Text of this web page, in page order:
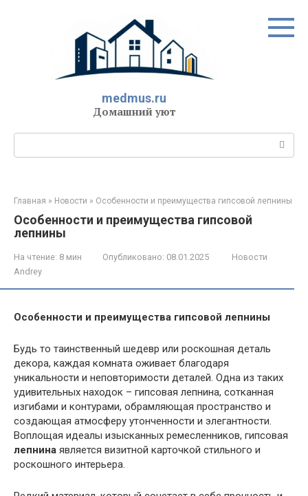
medmus.ru
Домашний уют
Главная » Новости » Особенности и преимущества гипсовой лепнины
Особенности и преимущества гипсовой
лепнины
На чтение: 8 мин Опубликовано: 08.01.2025
Новости
Andrey
Особенности и преимущества гипсовой лепнины
Будь то таинственный шедевр или роскошная деталь
декора, каждая комната оживает благодаря
уникальности и неповторимости деталей. Одна из таких
удивительных находок – гипсовая лепнина, сотканная
изгибами и контурами, обрамляющая пространство и
создающая атмосферу утонченности и элегантности.
Воплощая идеалы изысканных ремесленников, гипсовая
лепнина является визитной карточкой стильного и
роскошного интерьера.